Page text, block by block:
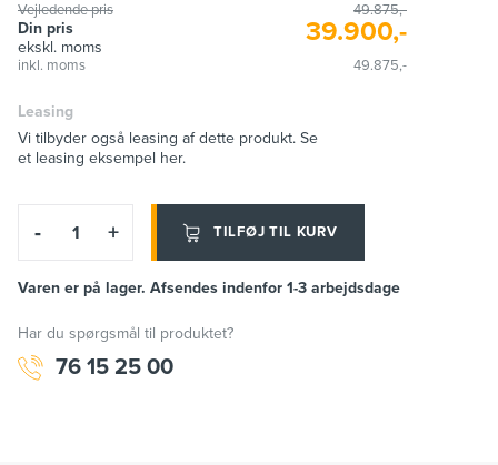
Vejledende pris 49.875,-
Din pris
ekskl. moms
39.900,-
inkl. moms 49.875,-
Leasing
Vi tilbyder også leasing af dette produkt. Se
et leasing eksempel her.
- + TILFØJ TIL KURV
Varen er på lager. Afsendes indenfor 1-3 arbejdsdage
Har du spørgsmål til produktet?
76 15 25 00